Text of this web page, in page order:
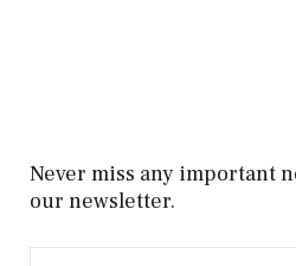
Never miss any important
our newsletter.